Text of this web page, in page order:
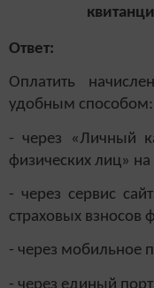
Ответ:
Оплатить
удобным способом:
- через «Личный
физических лиц»
- через сервис
страховых взносов
- через мобильное
- через единый